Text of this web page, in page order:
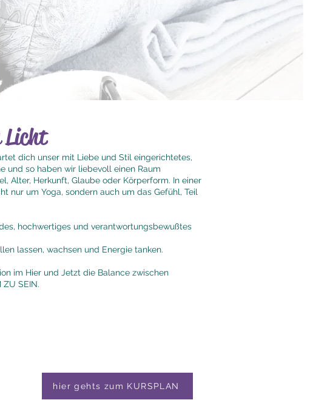
Licht
dich unser mit Liebe und Stil eingerichtetes,
und so haben wir liebevoll einen Raum
Alter, Herkunft, Glaube oder Körperform. In einer
nur um Yoga, sondern auch um das Gefühl, Teil
hochwertiges und verantwortungsbewußtes
lassen, wachsen und Energie tanken.
im Hier und Jetzt die Balance zwischen
SEIN.
hier gehts zum KURSPLAN